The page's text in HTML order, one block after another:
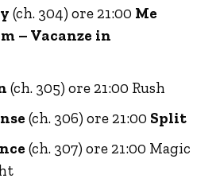
(ch. 304) ore 21:00 Me
– Vacanze in
(ch. 305) ore 21:00 Rush
(ch. 306) ore 21:00 Split
(ch. 307) ore 21:00 Magic